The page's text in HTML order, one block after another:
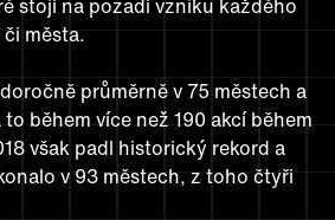
města.
průměrně v 75 městech a
během více než 190 akcí během
však padl historický rekord a
v 93 městech, z toho čtyři